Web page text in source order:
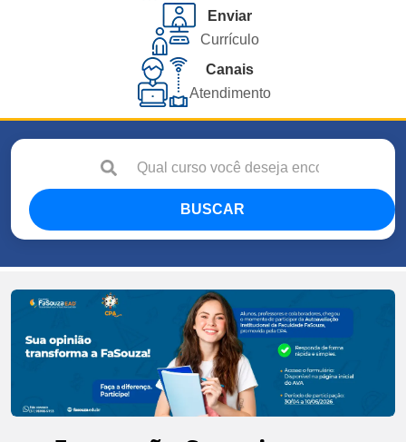
Enviar
Currículo
Canais
Atendimento
BUSCAR